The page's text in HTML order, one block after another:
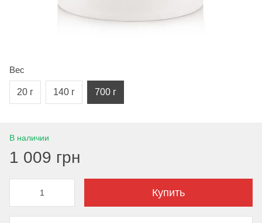
Вес
20 г 140 г 700 г
В наличии
1 009 грн
Купить